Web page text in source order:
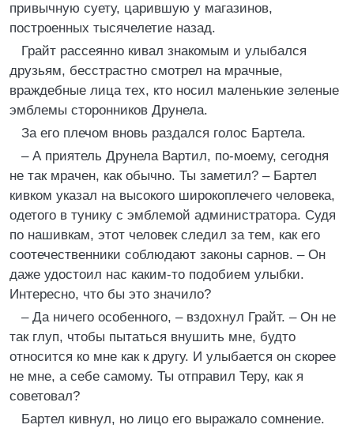
привычную суету, царившую у магазинов,
построенных тысячелетие назад.
Грайт рассеянно кивал знакомым и улыбался
друзьям, бесстрастно смотрел на мрачные,
враждебные лица тех, кто носил маленькие зеленые
эмблемы сторонников Друнела.
За его плечом вновь раздался голос Бартела.
– А приятель Друнела Вартил, по-моему, сегодня
не так мрачен, как обычно. Ты заметил? – Бартел
кивком указал на высокого широкоплечего человека,
одетого в тунику с эмблемой администратора. Судя
по нашивкам, этот человек следил за тем, как его
соотечественники соблюдают законы сарнов. – Он
даже удостоил нас каким-то подобием улыбки.
Интересно, что бы это значило?
– Да ничего особенного, – вздохнул Грайт. – Он не
так глуп, чтобы пытаться внушить мне, будто
относится ко мне как к другу. И улыбается он скорее
не мне, а себе самому. Ты отправил Теру, как я
советовал?
Бартел кивнул, но лицо его выражало сомнение.